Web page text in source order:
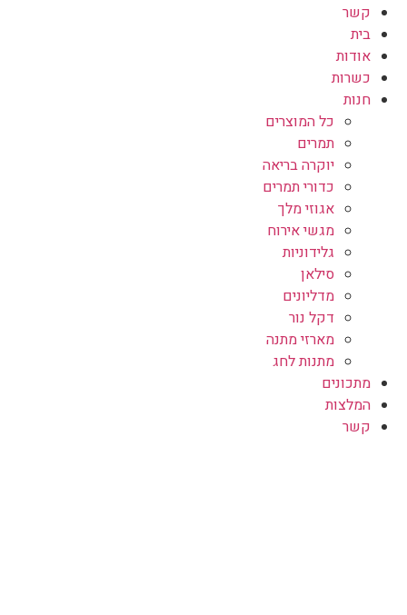
קשר
בית
אודות
כשרות
חנות
כל המוצרים
תמרים
יוקרה בריאה
כדורי תמרים
אגוזי מלך
מגשי אירוח
גלידוניות
סילאן
מדליונים
דקל נור
מארזי מתנה
מתנות לחג
מתכונים
המלצות
קשר